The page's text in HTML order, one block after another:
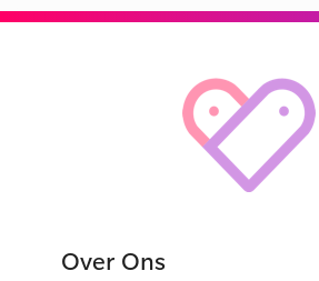
Over Ons